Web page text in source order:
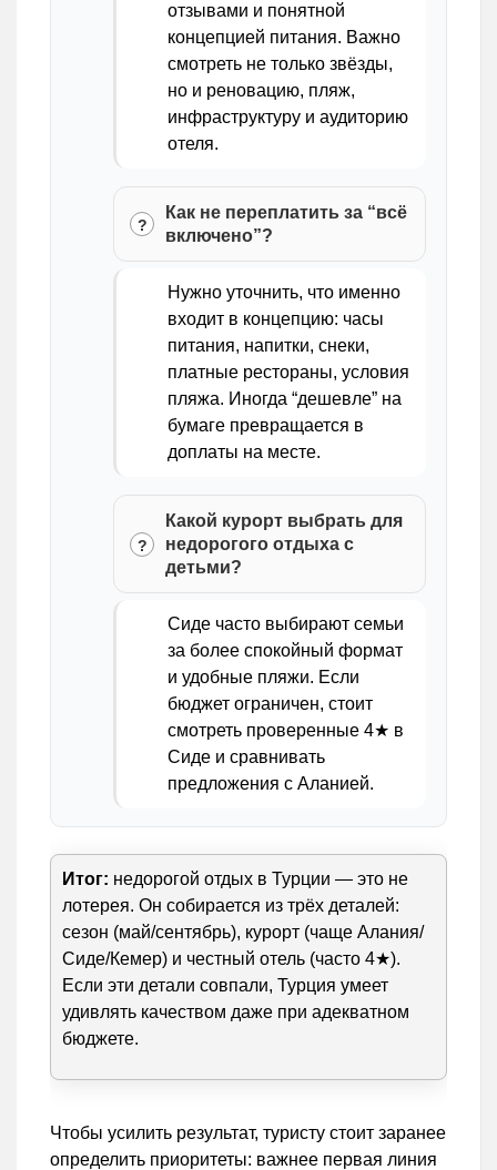
отзывами и понятной
концепцией питания. Важно
смотреть не только звёзды,
но и реновацию, пляж,
инфраструктуру и аудиторию
отеля.
Как не переплатить за “всё
включено”?
Нужно уточнить, что именно
входит в концепцию: часы
питания, напитки, снеки,
платные рестораны, условия
пляжа. Иногда “дешевле” на
бумаге превращается в
доплаты на месте.
Какой курорт выбрать для
недорогого отдыха с
детьми?
Сиде часто выбирают семьи
за более спокойный формат
и удобные пляжи. Если
бюджет ограничен, стоит
смотреть проверенные 4★ в
Сиде и сравнивать
предложения с Аланией.
Итог: недорогой отдых в Турции — это не
лотерея. Он собирается из трёх деталей:
сезон (май/сентябрь), курорт (чаще Алания/
Сиде/Кемер) и честный отель (часто 4★).
Если эти детали совпали, Турция умеет
удивлять качеством даже при адекватном
бюджете.
Чтобы усилить результат, туристу стоит заранее
определить приоритеты: важнее первая линия